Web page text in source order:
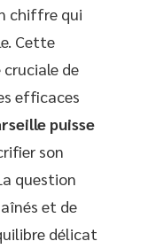
chiffre qui
Cette
de
efficaces
puisse
son
question
et de
délicat